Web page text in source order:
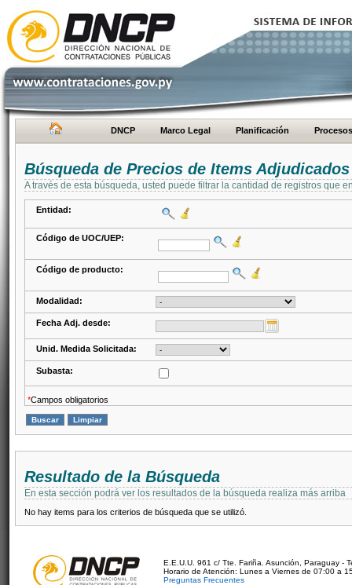
DNCP Marco Legal Planificación Procesos
Búsqueda de Precios de Items Adjudicados
A través de esta búsqueda, usted puede filtrar la cantidad de registros que
Entidad:
Código de UOC/UEP:
Código de producto:
Modalidad:
Fecha Adj. desde:
Unid. Medida Solicitada:
Subasta:
*Campos obligatorios
Resultado de la Búsqueda
En esta sección podrá ver los resultados de la búsqueda realiza más arriba
No hay items para los criterios de búsqueda que se utilizó.
E.E.U.U. 961 c/ Tte. Fariña. Asunción, Paraguay -
Horario de Atención: Lunes a Viernes de 07:00 a
Preguntas Frecuentes